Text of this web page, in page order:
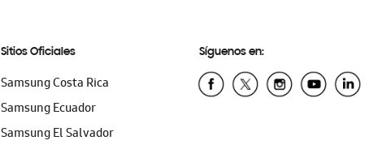
Sitios Oficiales
Samsung Costa Rica
Samsung Ecuador
Samsung El Salvador
Síguenos en: